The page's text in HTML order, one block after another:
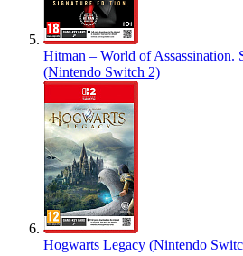
Hitman – World of Assassination.
(Nintendo Switch 2)
Hogwarts Legacy (Nintendo